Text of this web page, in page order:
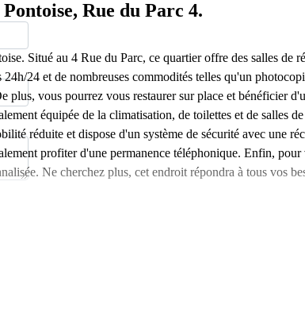
Rue du Parc 4.
Situé au 4 Rue du Parc, ce quartier offre des salles de
24 et de nombreuses commodités telles qu'un
vous pourrez vous restaurer sur place et bénéficier
équipée de la climatisation, de toilettes et de salles de
réduite et dispose d'un système de sécurité avec une
profiter d'une permanence téléphonique. Enfin, pour
Ne cherchez plus, cet endroit répondra à tous vos